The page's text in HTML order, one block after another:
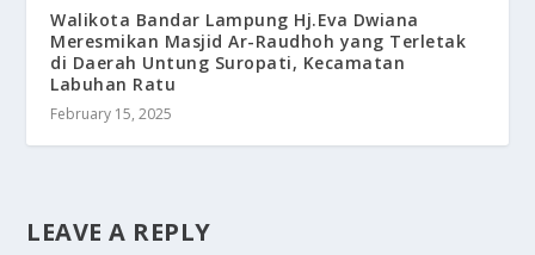
Walikota Bandar Lampung Hj.Eva Dwiana
Meresmikan Masjid Ar-Raudhoh yang Terletak
di Daerah Untung Suropati, Kecamatan
Labuhan Ratu
February 15, 2025
LEAVE A REPLY